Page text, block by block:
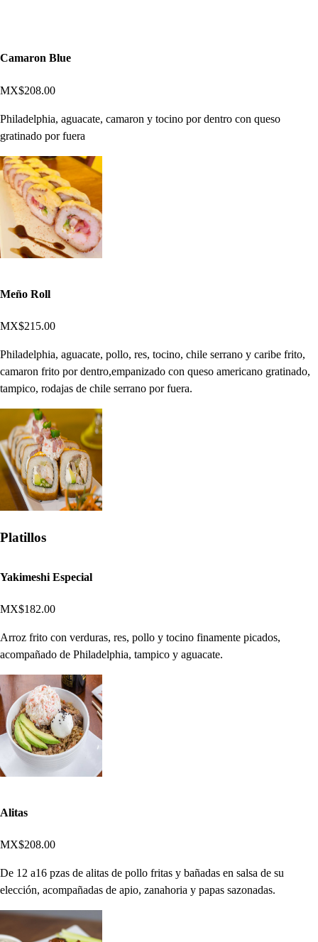
Camaron Blue
MX$208.00
Philadelphia, aguacate, camaron y tocino por dentro con queso
gratinado por fuera
Meño Roll
MX$215.00
Philadelphia, aguacate, pollo, res, tocino, chile serrano y caribe frito,
camaron frito por dentro,empanizado con queso americano gratinado,
tampico, rodajas de chile serrano por fuera.
Platillos
Yakimeshi Especial
MX$182.00
Arroz frito con verduras, res, pollo y tocino finamente picados,
acompañado de Philadelphia, tampico y aguacate.
Alitas
MX$208.00
De 12 a16 pzas de alitas de pollo fritas y bañadas en salsa de su
elección, acompañadas de apio, zanahoria y papas sazonadas.